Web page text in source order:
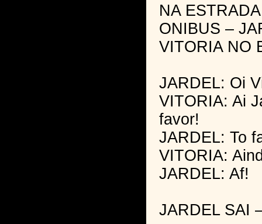
NA
ONIBUS –
VITORIA NO
JARDEL: Oi
VITORIA: Ai
favor!
JARDEL: To
VITORIA:
JARDEL: Af!
JARDEL SAI